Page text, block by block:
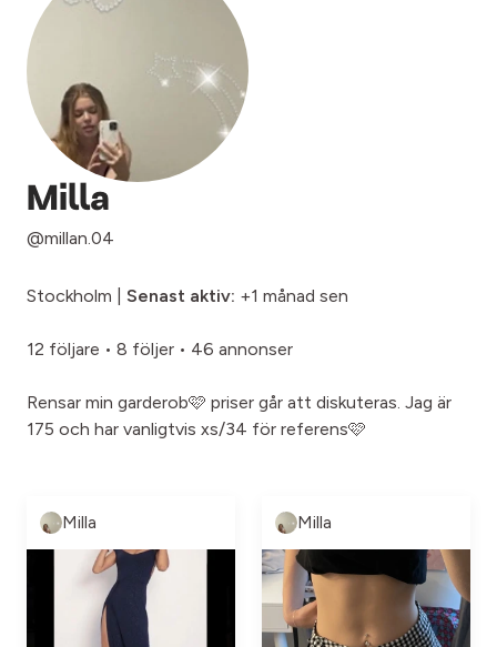
Milla
@millan.04
Stockholm | Senast aktiv: +1 månad sen
12 följare • 8 följer • 46 annonser
Rensar min garderob🩷 priser går att diskuteras. Jag är
175 och har vanligtvis xs/34 för referens🩷
Milla Milla